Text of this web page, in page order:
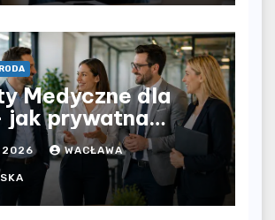
Medyczne dla
jak prywatna
zdrowotna
na jakość
w
2026 WACŁAWA